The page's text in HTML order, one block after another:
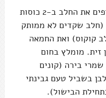
מחליפים את החלב ב-2 כוסות
שקדים לא ממותק
קוקוס) ואת החמאה
שמן זית. מומלץ בחום
בירה (קונים
בשביל טעם גבינתי
הבישול).